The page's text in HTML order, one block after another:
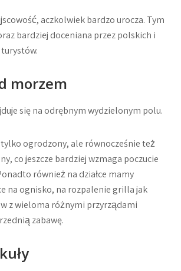
aczkolwiek bardzo urocza. Tym
bardziej doceniana przez polskich i
morzem
się na odrębnym wydzielonym polu.
tylko ogrodzony, ale równocześnie też
co jeszcze bardziej wzmaga poczucie
również na działce mamy
na ognisko, na rozpalenie grilla jak
z wieloma różnymi przyrządami
zabawę.